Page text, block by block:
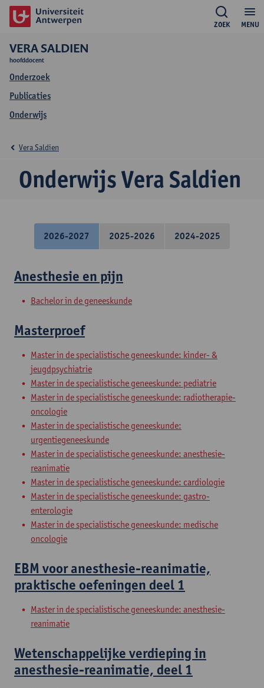
MENU
ZOEK
VERA SALDIEN
hoofddocent
Onderzoek
Publicaties
Onderwijs
Onderwijs Vera Saldien
Vera Saldien
2026-2027 2025-2026 2024-2025
Anesthesie en pijn
Bachelor in de geneeskunde
Masterproef
Master in de specialistische geneeskunde: kinder- &
jeugdpsychiatrie
Master in de specialistische geneeskunde: pediatrie
Master in de specialistische geneeskunde: radiotherapie-
oncologie
Master in de specialistische geneeskunde:
urgentiegeneeskunde
Master in de specialistische geneeskunde: anesthesie-
reanimatie
Master in de specialistische geneeskunde: cardiologie
Master in de specialistische geneeskunde: gastro-
enterologie
Master in de specialistische geneeskunde: medische
oncologie
EBM voor anesthesie-reanimatie,
praktische oefeningen deel 1
Master in de specialistische geneeskunde: anesthesie-
reanimatie
Wetenschappelijke verdieping in
anesthesie-reanimatie, deel 1